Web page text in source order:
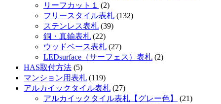
リーフカット１
(2)
フリースタイル表札 (132)
ステンレス表札 (39)
銅・真鍮表札 (22)
ウッドベース表札 (27)
LEDsurface（サーフェス）表札 (2)
HAS取付方法 (5)
マンション用表札 (119)
アルカイックタイル表札 (27)
アルカイックタイル表札【グレー色】
(21)